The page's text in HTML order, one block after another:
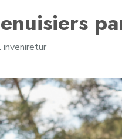
inveniretur